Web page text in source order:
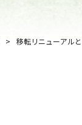
移転リニューアル